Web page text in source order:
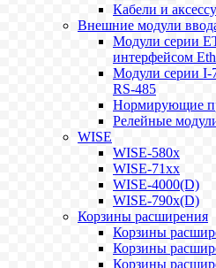
Кабели и
Внешние модули
Модули серии
интерфейсом
Модули серии I-
RS-485
Нормирующие
Релейные
WISE
WISE-580x
WISE-71xx
WISE-4000(D)
WISE-790x(D)
Корзины расширения
Корзины
Корзины
Корзины